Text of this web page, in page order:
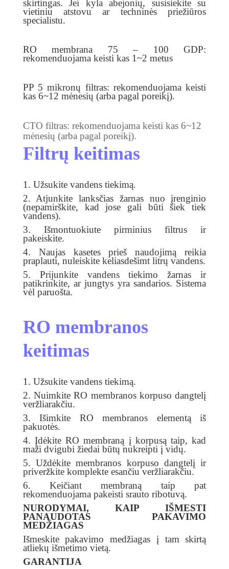
skirtingas. Jei kyla abejonių, susisiekite su
vietiniu atstovu ar techninės priežiūros
specialistu.
RO membrana 75 – 100 GDP:
rekomenduojama keisti kas 1~2 metus
PP 5 mikronų filtras: rekomenduojama keisti
kas 6~12 mėnesių (arba pagal poreikį).
CTO filtras: rekomenduojama keisti kas 6~12
mėnesių (arba pagal poreikį).
Filtrų keitimas
1. Užsukite vandens tiekimą.
2. Atjunkite lanksčias žarnas nuo įrenginio
(nepamirškite, kad jose gali būti šiek tiek
vandens).
3. Išmontuokiute pirminius filtrus ir
pakeiskite.
4. Naujas kasetes prieš naudojimą reikia
praplauti, nuleiskite keliasdešimt litrų vandens.
5. Prijunkite vandens tiekimo žarnas ir
patikrinkite, ar jungtys yra sandarios. Sistema
vėl paruošta.
RO membranos
keitimas
1. Užsukite vandens tiekimą.
2. Nuimkite RO membranos korpuso dangtelį
veržliarakčiu.
3. Išimkite RO membranos elementą iš
pakuotės.
4. Įdėkite RO membraną į korpusą taip, kad
maži dvigubi žiedai būtų nukreipti į vidų.
5. Uždėkite membranos korpuso dangtelį ir
priveržkite komplekte esančiu veržliarakčiu.
6. Keičiant membraną taip pat
rekomenduojama pakeisti srauto ribotuvą.
NURODYMAI, KAIP IŠMESTI
PANAUDOTAS PAKAVIMO
MEDŽIAGAS
Išmeskite pakavimo medžiagas į tam skirtą
atliekų išmetimo vietą.
GARANTIJA